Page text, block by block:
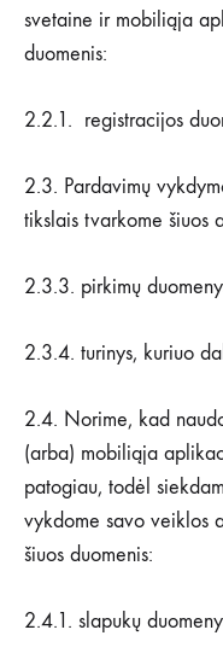
svetaine ir mobiliąja
duomenis:
2.2.1. registracijos
2.3. Pardavimų
tikslais tvarkome šiuos
2.3.3. pirkimų
2.3.4. turinys, kuriuo
2.4. Norime, kad
(arba) mobiliąja
patogiau, todėl
vykdome savo veiklos
šiuos duomenis:
2.4.1. slapukų